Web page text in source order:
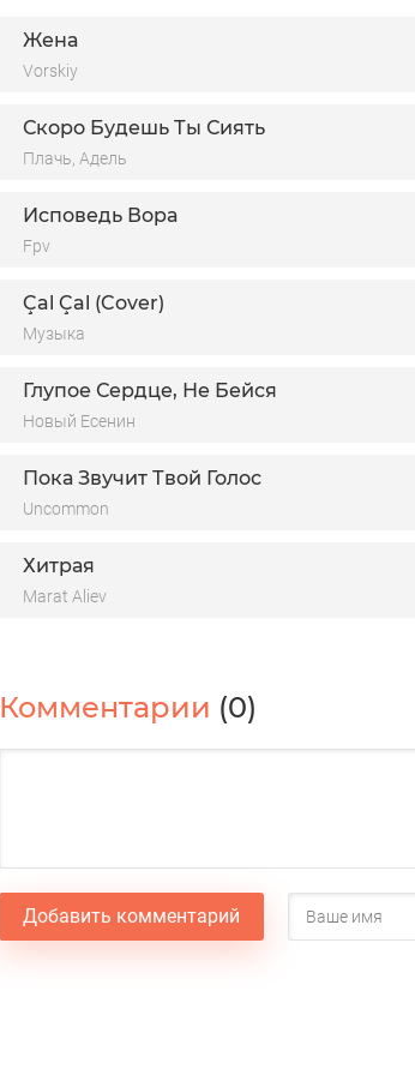
Город все меньше
Все уже в прошлом
Жена
Vorskiy
Скоро Будешь Ты Сиять
Плачь, Адель
Исповедь Вора
Fpv
Çal Çal (Cover)
Музыка
Глупое Сердце, Не Бейся
Новый Есенин
Пока Звучит Твой Голос
Uncommon
Хитрая
Marat Aliev
Комментарии (0)
Добавить комментарий